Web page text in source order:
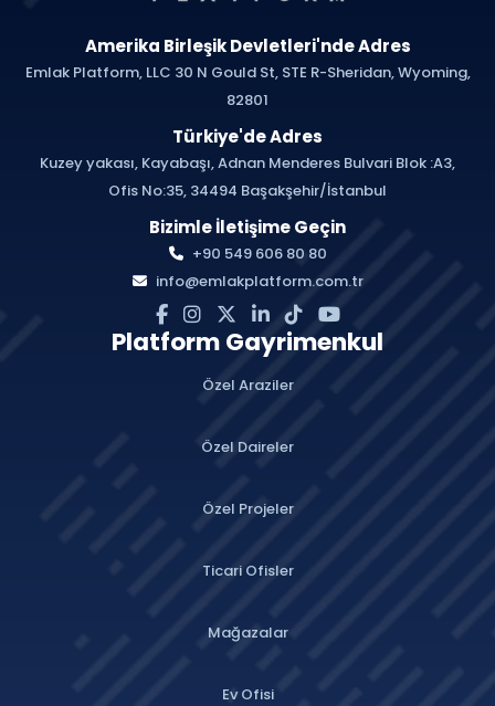
Amerika Birleşik Devletleri'nde Adres
Emlak Platform, LLC 30 N Gould St, STE R-Sheridan, Wyoming,
82801
Türkiye'de Adres
Kuzey yakası, Kayabaşı, Adnan Menderes Bulvari Blok :A3,
Ofis No:35, 34494 Başakşehir/İstanbul
Bizimle İletişime Geçin
+90 549 606 80 80
info@emlakplatform.com.tr
Platform Gayrimenkul
Özel Araziler
Özel Daireler
Özel Projeler
Ticari Ofisler
Mağazalar
Ev Ofisi